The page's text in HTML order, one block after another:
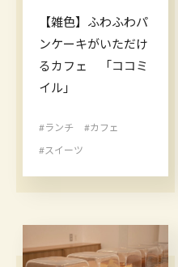
【雑色】ふわふわパ
ンケーキがいただけ
るカフェ 「ココミ
イル」
#ランチ
#カフェ
#スイーツ